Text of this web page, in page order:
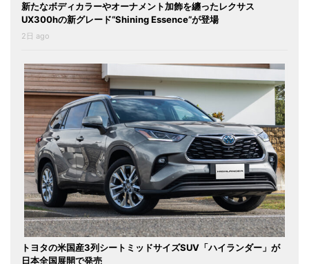
新たなボディカラーやオーナメント加飾を纏ったレクサス
UX300hの新グレード“Shining Essence”が登場
2日 ago
トヨタの米国産3列シートミッドサイズSUV「ハイランダー」が
日本全国展開で発売